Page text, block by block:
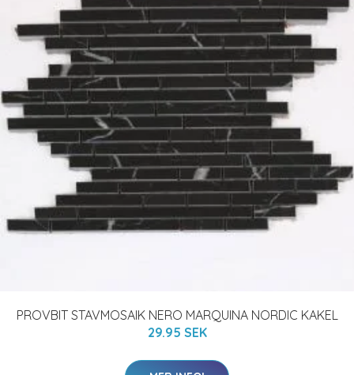
PROVBIT STAVMOSAIK NERO MARQUINA NORDIC KAKEL
29.95 SEK